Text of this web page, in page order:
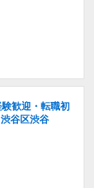
歓迎・転職初
谷区渋谷